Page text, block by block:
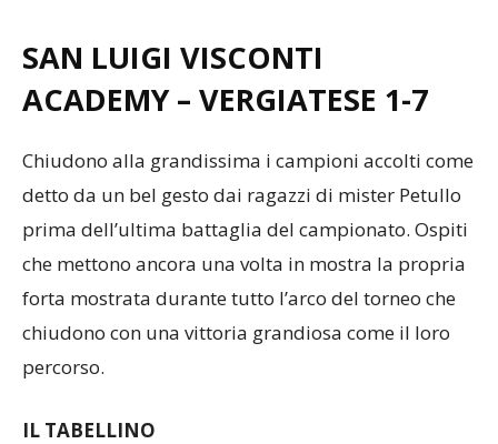
SAN LUIGI VISCONTI
ACADEMY – VERGIATESE 1-7
Chiudono alla grandissima i campioni accolti come
detto da un bel gesto dai ragazzi di mister Petullo
prima dell’ultima battaglia del campionato. Ospiti
che mettono ancora una volta in mostra la propria
forta mostrata durante tutto l’arco del torneo che
chiudono con una vittoria grandiosa come il loro
percorso.
IL TABELLINO